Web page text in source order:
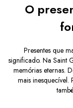
O
Presentes que
significado. Na Saint
memórias eternas.
mais inesquecível.